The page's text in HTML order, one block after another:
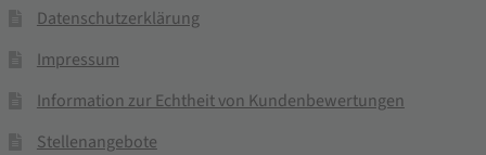
Datenschutzerklärung
Impressum
Information zur Echtheit von Kundenbewertungen
Stellenangebote